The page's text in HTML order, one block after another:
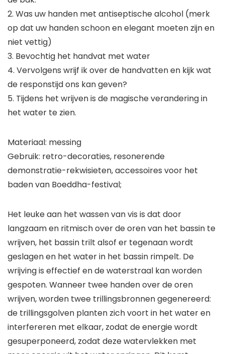
2. Was uw handen met antiseptische alcohol (merk
op dat uw handen schoon en elegant moeten zijn en
niet vettig)
3. Bevochtig het handvat met water
4. Vervolgens wrijf ik over de handvatten en kijk wat
de responstijd ons kan geven?
5. Tijdens het wrijven is de magische verandering in
het water te zien.
Materiaal: messing
Gebruik: retro-decoraties, resonerende
demonstratie-rekwisieten, accessoires voor het
baden van Boeddha-festival;
Het leuke aan het wassen van vis is dat door
langzaam en ritmisch over de oren van het bassin te
wrijven, het bassin trilt alsof er tegenaan wordt
geslagen en het water in het bassin rimpelt. De
wrijving is effectief en de waterstraal kan worden
gespoten. Wanneer twee handen over de oren
wrijven, worden twee trillingsbronnen gegenereerd:
de trillingsgolven planten zich voort in het water en
interfereren met elkaar, zodat de energie wordt
gesuperponeerd, zodat deze watervlekken met